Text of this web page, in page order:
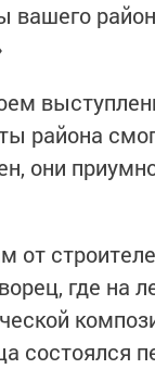
вашего
района
они
от
где на
состоялся